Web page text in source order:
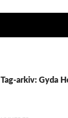
Tag-arkiv: Gyda